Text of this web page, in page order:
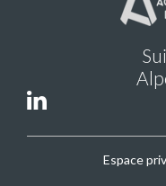
Espace